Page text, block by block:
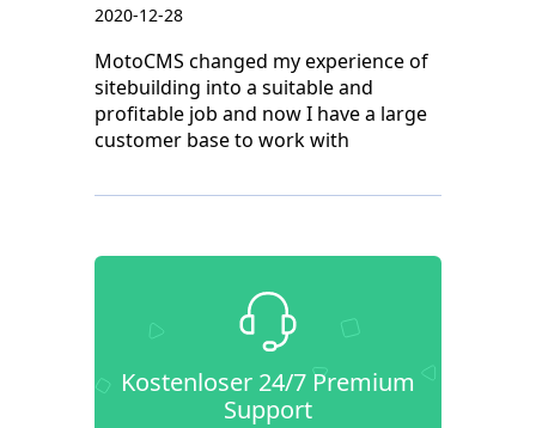
2020-12-28
MotoCMS changed my experience of
sitebuilding into a suitable and
profitable job and now I have a large
customer base to work with
Kostenloser 24/7 Premium
Support